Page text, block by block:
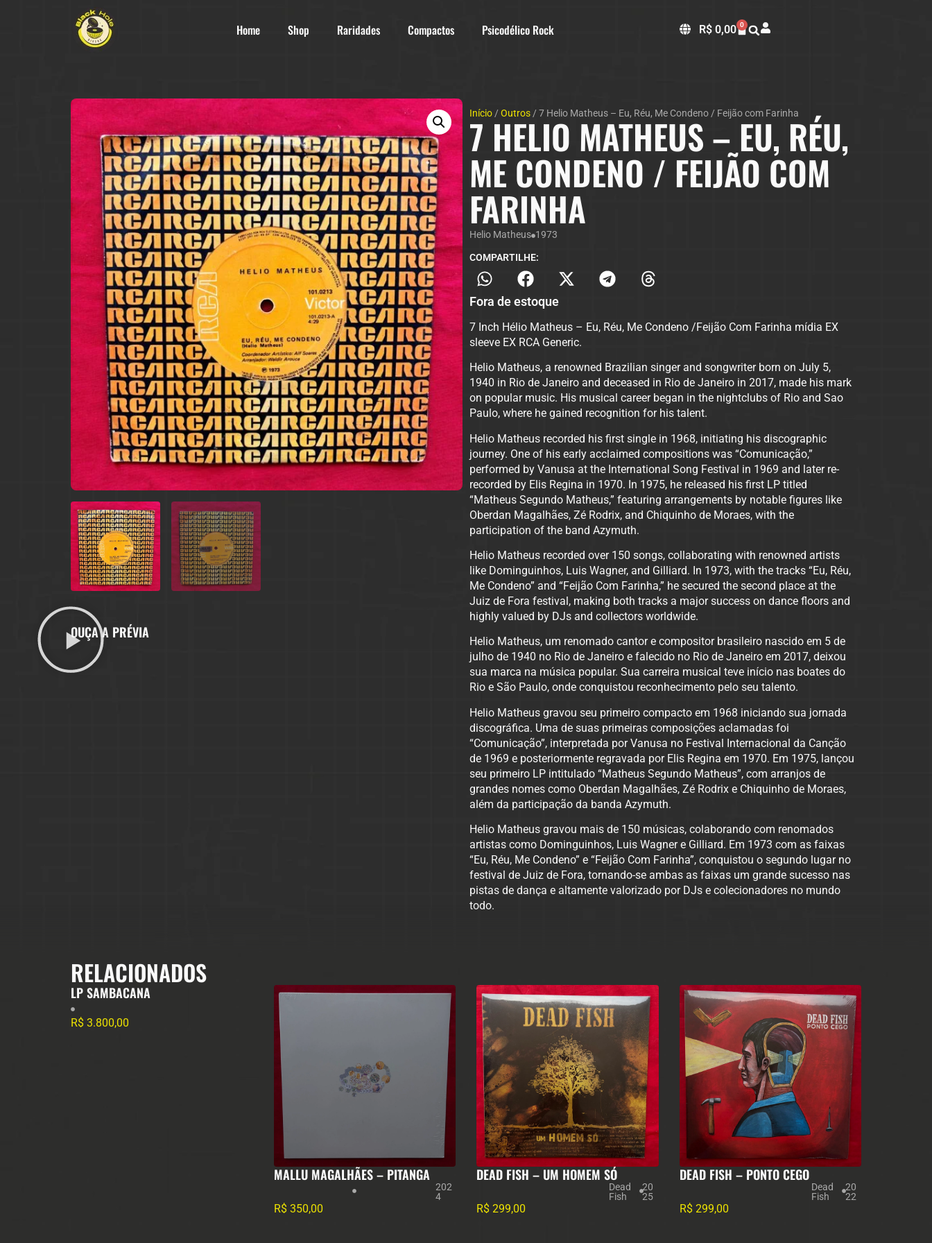
Home Shop Raridades Compactos Psicodélico Rock R$ 0,00 0
OUÇA A PRÉVIA
Início/ Outros/ 7 Helio Matheus – Eu, Réu, Me Condeno / Feijão com Farinha
7 HELIO MATHEUS – EU, RÉU,
ME CONDENO / FEIJÃO COM
FARINHA
Helio Matheus 1973
COMPARTILHE:
Fora de estoque
7 Inch Hélio Matheus – Eu, Réu, Me Condeno /Feijão Com Farinha mídia EX
sleeve EX RCA Generic.
Helio Matheus, a renowned Brazilian singer and songwriter born on July 5,
1940 in Rio de Janeiro and deceased in Rio de Janeiro in 2017, made his mark
on popular music. His musical career began in the nightclubs of Rio and Sao
Paulo, where he gained recognition for his talent.
Helio Matheus recorded his first single in 1968, initiating his discographic
journey. One of his early acclaimed compositions was “Comunicação,”
performed by Vanusa at the International Song Festival in 1969 and later re-
recorded by Elis Regina in 1970. In 1975, he released his first LP titled
“Matheus Segundo Matheus,” featuring arrangements by notable figures like
Oberdan Magalhães, Zé Rodrix, and Chiquinho de Moraes, with the
participation of the band Azymuth.
Helio Matheus recorded over 150 songs, collaborating with renowned artists
like Dominguinhos, Luis Wagner, and Gilliard. In 1973, with the tracks “Eu, Réu,
Me Condeno” and “Feijão Com Farinha,” he secured the second place at the
Juiz de Fora festival, making both tracks a major success on dance floors and
highly valued by DJs and collectors worldwide.
Helio Matheus, um renomado cantor e compositor brasileiro nascido em 5 de
julho de 1940 no Rio de Janeiro e falecido no Rio de Janeiro em 2017, deixou
sua marca na música popular. Sua carreira musical teve início nas boates do
Rio e São Paulo, onde conquistou reconhecimento pelo seu talento.
Helio Matheus gravou seu primeiro compacto em 1968 iniciando sua jornada
discográfica. Uma de suas primeiras composições aclamadas foi
“Comunicação”, interpretada por Vanusa no Festival Internacional da Canção
de 1969 e posteriormente regravada por Elis Regina em 1970. Em 1975, lançou
seu primeiro LP intitulado “Matheus Segundo Matheus”, com arranjos de
grandes nomes como Oberdan Magalhães, Zé Rodrix e Chiquinho de Moraes,
além da participação da banda Azymuth.
Helio Matheus gravou mais de 150 músicas, colaborando com renomados
artistas como Dominguinhos, Luis Wagner e Gilliard. Em 1973 com as faixas
“Eu, Réu, Me Condeno” e “Feijão Com Farinha”, conquistou o segundo lugar no
festival de Juiz de Fora, tornando-se ambas as faixas um grande sucesso nas
pistas de dança e altamente valorizado por DJs e colecionadores no mundo
todo.
RELACIONADOS
LP SAMBACANA
R$ 3.800,00
MALLU MAGALHÃES – PITANGA
202
4
R$ 350,00
DEAD FISH – UM HOMEM SÓ
Dead
Fish
20
25
R$ 299,00
DEAD FISH – PONTO CEGO
Dead
Fish
20
22
R$ 299,00